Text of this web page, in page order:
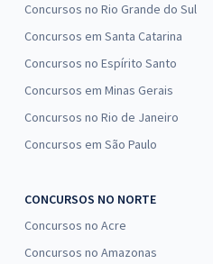
Concursos no Rio Grande do Sul
Concursos em Santa Catarina
Concursos no Espírito Santo
Concursos em Minas Gerais
Concursos no Rio de Janeiro
Concursos em São Paulo
CONCURSOS NO NORTE
Concursos no Acre
Concursos no Amazonas